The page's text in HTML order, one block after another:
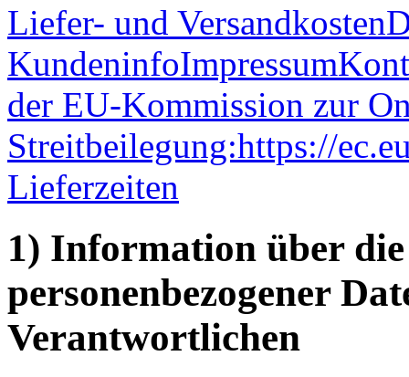
Liefer- und Versandkosten
KundeninfoImpressum
der EU-Kommission zur
Streitbeilegung:https://
Lieferzeiten
1) Information über
personenbezogener
Verantwortlichen